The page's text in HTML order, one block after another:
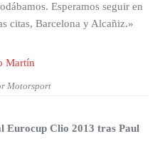
Esperamos seguir en
citas, Barcelona y Alcañiz.»
Motorsport
Eurocup Clio 2013 tras Paul